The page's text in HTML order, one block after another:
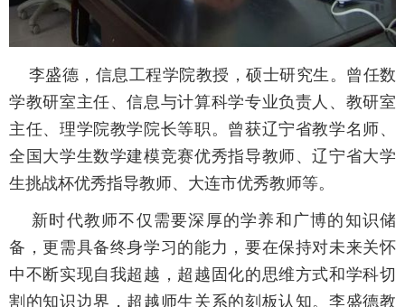
李盛德，信息工程学院教授，硕士研究生。曾任数
学教研室主任、信息与计算科学专业负责人、教研室
主任、理学院教学院长等职。曾获辽宁省教学名师、
全国大学生数学建模竞赛优秀指导教师、辽宁省大学
生挑战杯优秀指导教师、大连市优秀教师等。
新时代教师不仅需要深厚的学养和广博的知识储
备，更需具备终身学习的能力，要在保持对未来关怀
中不断实现自我超越，超越固化的思维方式和学科切
割的知识边界，超越师生关系的刻板认知。李盛德教